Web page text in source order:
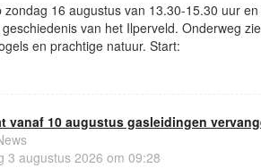
zondag 16 augustus van 13.30-15.30 uur
van het Ilperveld. Onderweg
en prachtige natuur. Start:
vanaf 10 augustus gasleidingen
3 augustus 2026 om 09:28